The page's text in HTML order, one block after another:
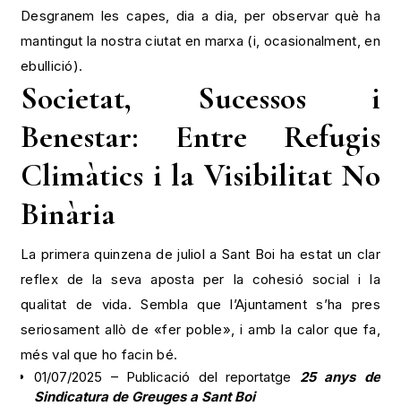
Desgranem les capes, dia a dia, per observar què ha
mantingut la nostra ciutat en marxa (i, ocasionalment, en
ebullició).
Societat, Sucessos i
Benestar: Entre Refugis
Climàtics i la Visibilitat No
Binària
La primera quinzena de juliol a Sant Boi ha estat un clar
reflex de la seva aposta per la cohesió social i la
qualitat de vida. Sembla que l’Ajuntament s’ha pres
seriosament allò de «fer poble», i amb la calor que fa,
més val que ho facin bé.
01/07/2025 – Publicació del reportatge 25 anys de
Sindicatura de Greuges a Sant Boi